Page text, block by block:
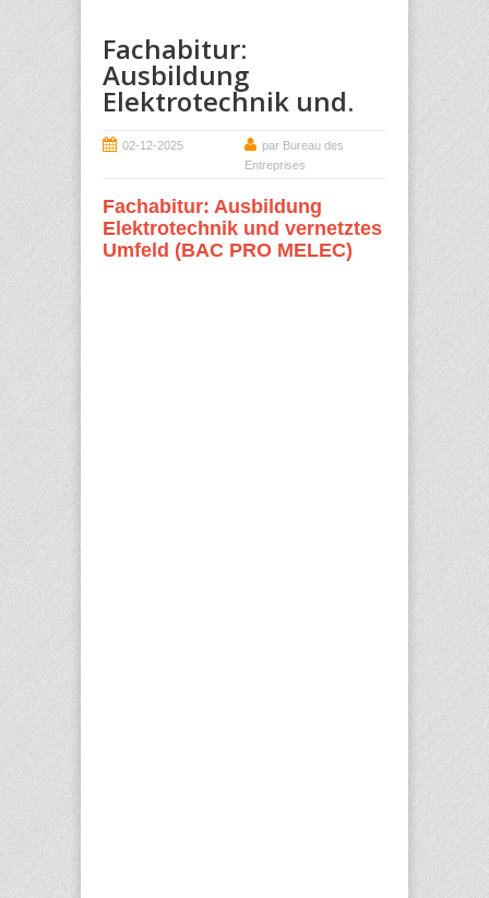
Fachabitur:
Ausbildung
Elektrotechnik und.
02-12-2025
par Bureau des
Entreprises
Fachabitur: Ausbildung
Elektrotechnik und vernetztes
Umfeld (BAC PRO MELEC)